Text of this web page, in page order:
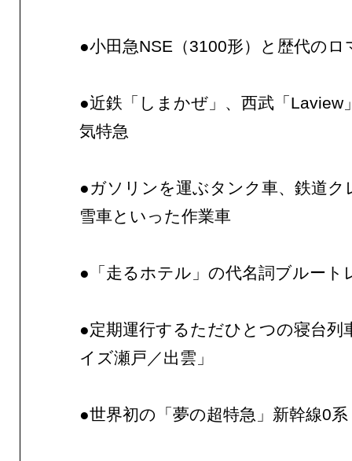
●小田急NSE（3100形）と歴代のロ
●近鉄「しまかぜ」、西武「Laview
気特急
●ガソリンを運ぶタンク車、鉄道ク
雪車といった作業車
●「走るホテル」の代名詞ブルート
●定期運行するただひとつの寝台列
イズ瀬戸／出雲」
●世界初の「夢の超特急」新幹線0系